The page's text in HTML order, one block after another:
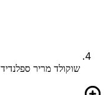
שוקולד מריר ספלנדיד 70% מוצקי קקאו